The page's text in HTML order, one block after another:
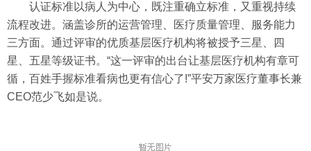
认证标准以病人为中心，既注重确立标准，又重视持续
流程改进。涵盖诊所的运营管理、医疗质量管理、服务能力
三方面。通过评审的优质基层医疗机构将被授予三星、四
星、五星等级证书。“这一评审的出台让基层医疗机构有章可
循，百姓手握标准看病也更有信心了!”平安万家医疗董事长兼
CEO范少飞如是说。